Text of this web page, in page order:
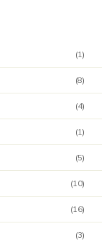
(1)
(8)
(4)
(1)
(5)
(10)
(16)
(3)